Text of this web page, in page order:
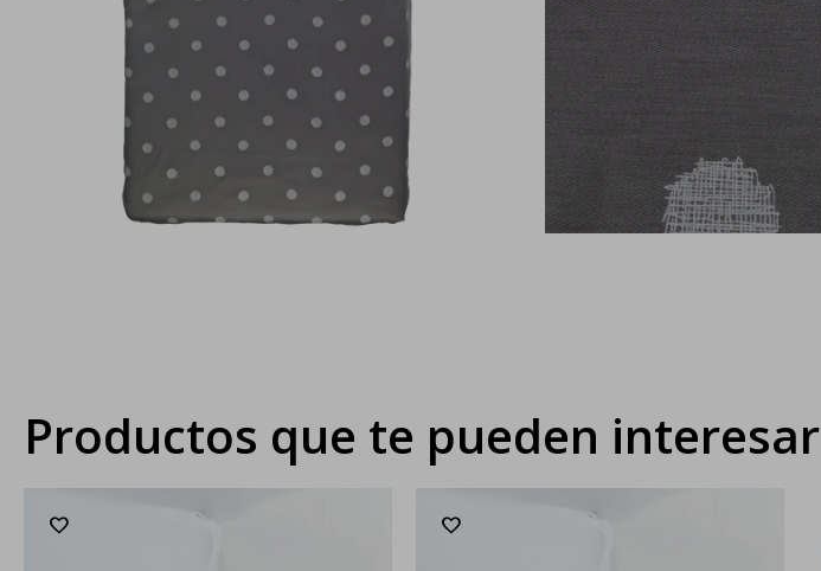
Productos que te pueden interesar